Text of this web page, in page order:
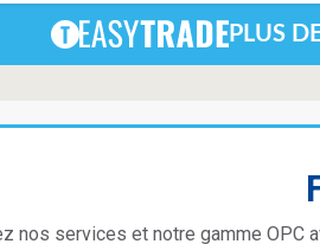
PLUS
nos services et notre gamme OPC